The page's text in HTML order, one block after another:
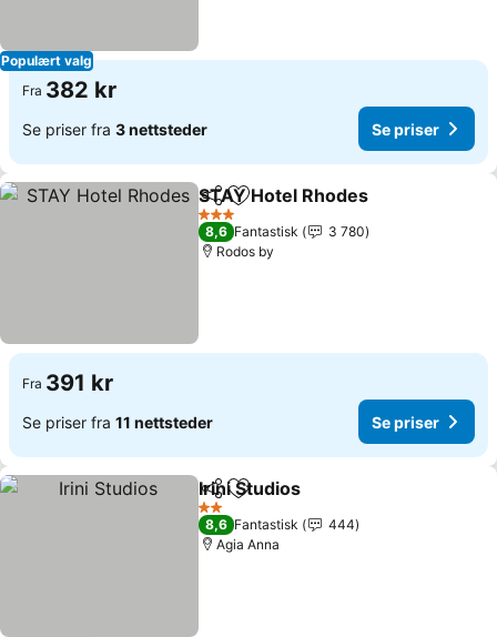
Populært valg
Fra 382 kr
Se priser fra 3 nettsteder Se priser
Del Legg til i favoritter
STAY Hotel Rhodes
3 Stjerner
8,6 Fantastisk
3 780
Rodos by
Fra 391 kr
Se priser fra 11 nettsteder Se priser
Del Legg til i favoritter
Irini Studios
2 Stjerner
8,6 Fantastisk
444
Agia Anna